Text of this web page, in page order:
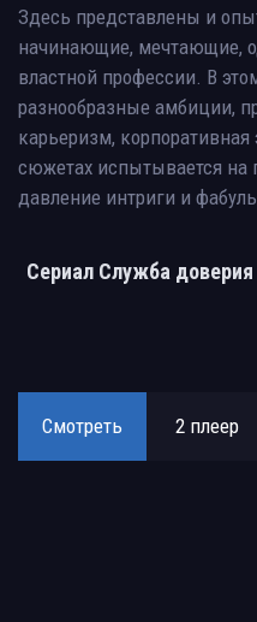
Здесь представлены и
начинающие, мечтающие,
властной профессии. В
разнообразные амбиции,
карьеризм,
сюжетах испытывается на
давление интриги и
Сериал Служба
Смотреть 2 плеер